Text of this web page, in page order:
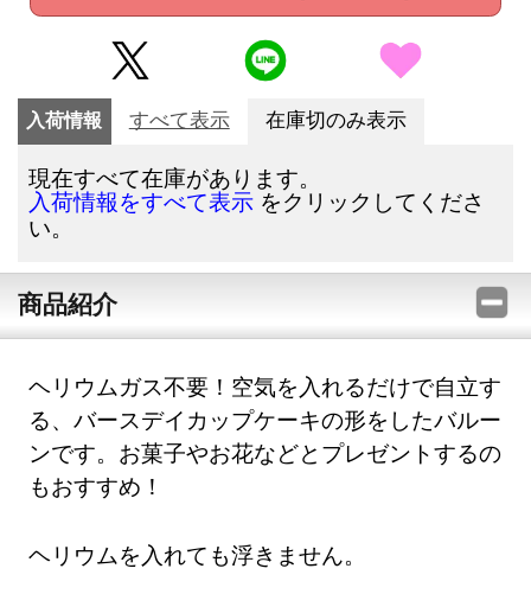
入荷情報 すべて表示 在庫切のみ表示
現在すべて在庫があります。
入荷情報をすべて表示 をクリックしてくださ
い。
商品紹介
ヘリウムガス不要！空気を入れるだけで自立す
る、バースデイカップケーキの形をしたバルー
ンです。お菓子やお花などとプレゼントするの
もおすすめ！
ヘリウムを入れても浮きません。